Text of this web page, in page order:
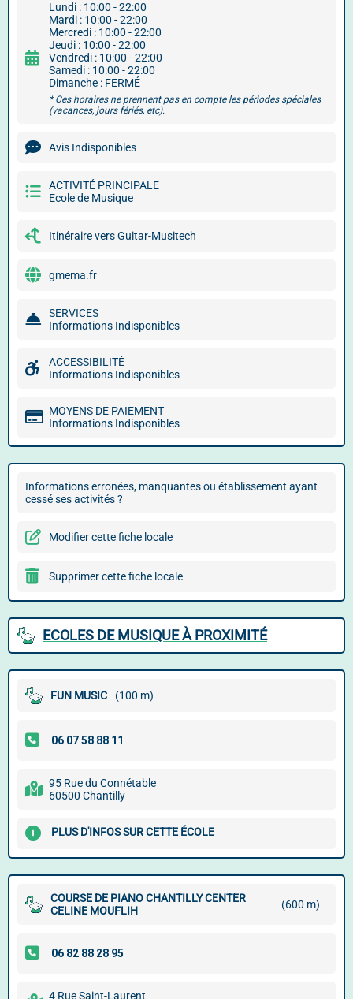
Lundi : 10:00 - 22:00
Mardi : 10:00 - 22:00
Mercredi : 10:00 - 22:00
Jeudi : 10:00 - 22:00
Vendredi : 10:00 - 22:00
Samedi : 10:00 - 22:00
Dimanche : FERMÉ
* Ces horaires ne prennent pas en compte les périodes spéciales
(vacances, jours fériés, etc).
Avis Indisponibles
ACTIVITÉ PRINCIPALE
Ecole de Musique
Itinéraire vers Guitar-Musitech
gmema.fr
SERVICES
Informations Indisponibles
ACCESSIBILITÉ
Informations Indisponibles
MOYENS DE PAIEMENT
Informations Indisponibles
Informations erronées, manquantes ou établissement ayant
cessé ses activités ?
Modifier cette fiche locale
Supprimer cette fiche locale
ECOLES DE MUSIQUE À PROXIMITÉ
FUN MUSIC (100 m)
95 Rue du Connétable
60500 Chantilly
PLUS D'INFOS SUR CETTE ÉCOLE
COURSE DE PIANO CHANTILLY CENTER
CELINE MOUFLIH
(600 m)
4 Rue Saint-Laurent